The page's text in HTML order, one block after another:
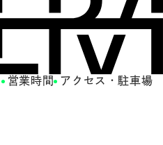
営業時間 アクセス・駐車場